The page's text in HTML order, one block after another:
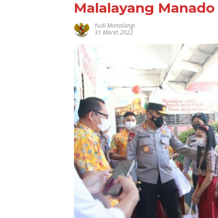
Malalayang Manado
Yudi Mintalangi
31 Maret 2022